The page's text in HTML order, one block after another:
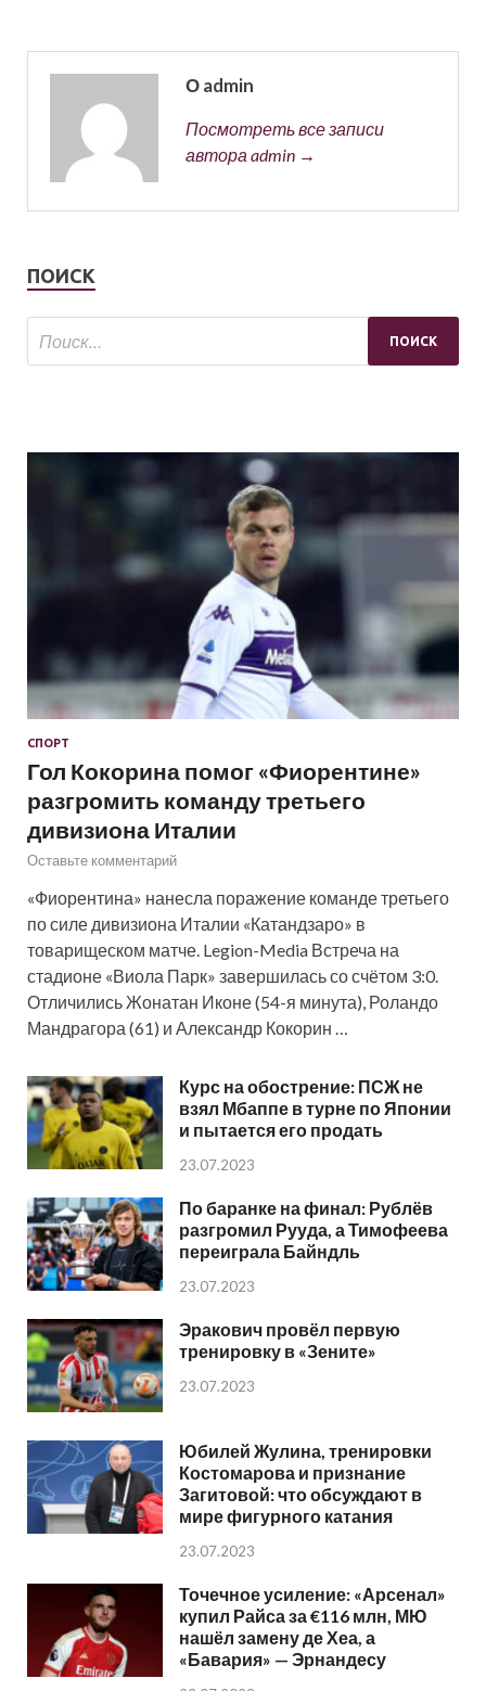
О admin
Посмотреть все записи
автора admin →
ПОИСК
СПОРТ
Гол Кокорина помог «Фиорентине»
разгромить команду третьего
дивизиона Италии
Оставьте комментарий
«Фиорентина» нанесла поражение команде третьего
по силе дивизиона Италии «Катандзаро» в
товарищеском матче. Legion-Media Встреча на
стадионе «Виола Парк» завершилась со счётом 3:0.
Отличились Жонатан Иконе (54-я минута), Роландо
Мандрагора (61) и Александр Кокорин …
Курс на обострение: ПСЖ не
взял Мбаппе в турне по Японии
и пытается его продать
23.07.2023
По баранке на финал: Рублёв
разгромил Рууда, а Тимофеева
переиграла Байндль
23.07.2023
Эракович провёл первую
тренировку в «Зените»
23.07.2023
Юбилей Жулина, тренировки
Костомарова и признание
Загитовой: что обсуждают в
мире фигурного катания
23.07.2023
Точечное усиление: «Арсенал»
купил Райса за €116 млн, МЮ
нашёл замену де Хеа, а
«Бавария» — Эрнандесу